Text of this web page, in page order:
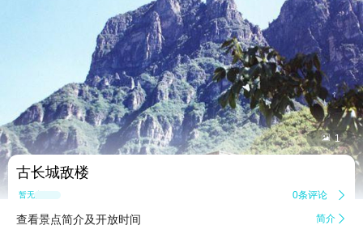
 1
古长城敌楼
暂无点评 0条评论 
查看景点简介及开放时间 简介 